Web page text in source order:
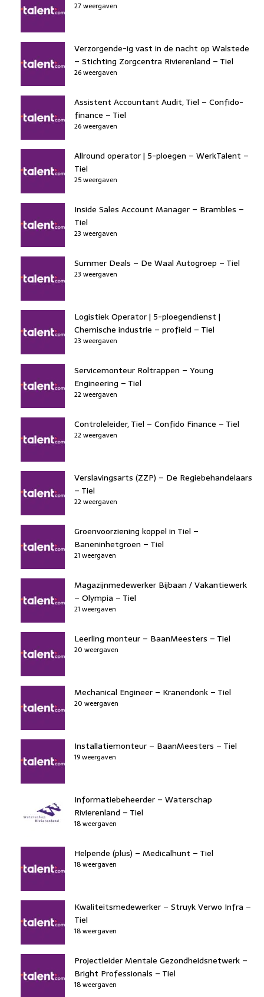
27 weergaven
Verzorgende-ig vast in de nacht op Walstede
– Stichting Zorgcentra Rivierenland – Tiel
26 weergaven
Assistent Accountant Audit, Tiel – Confido-
finance – Tiel
26 weergaven
Allround operator | 5-ploegen – WerkTalent –
Tiel
25 weergaven
Inside Sales Account Manager – Brambles –
Tiel
23 weergaven
Summer Deals – De Waal Autogroep – Tiel
23 weergaven
Logistiek Operator | 5-ploegendienst |
Chemische industrie – profield – Tiel
23 weergaven
Servicemonteur Roltrappen – Young
Engineering – Tiel
22 weergaven
Controleleider, Tiel – Confido Finance – Tiel
22 weergaven
Verslavingsarts (ZZP) – De Regiebehandelaars
– Tiel
22 weergaven
Groenvoorziening koppel in Tiel –
Baneninhetgroen – Tiel
21 weergaven
Magazijnmedewerker Bijbaan / Vakantiewerk
– Olympia – Tiel
21 weergaven
Leerling monteur – BaanMeesters – Tiel
20 weergaven
Mechanical Engineer – Kranendonk – Tiel
20 weergaven
Installatiemonteur – BaanMeesters – Tiel
19 weergaven
Informatiebeheerder – Waterschap
Rivierenland – Tiel
18 weergaven
Helpende (plus) – Medicalhunt – Tiel
18 weergaven
Kwaliteitsmedewerker – Struyk Verwo Infra –
Tiel
18 weergaven
Projectleider Mentale Gezondheidsnetwerk –
Bright Professionals – Tiel
18 weergaven